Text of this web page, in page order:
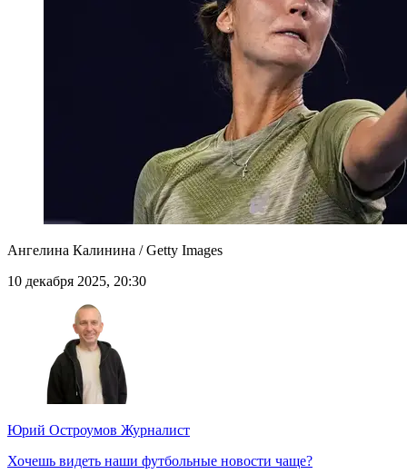
Ангелина Калинина / Getty Images
10 декабря 2025, 20:30
Юрий Остроумов Журналист
Хочешь видеть наши футбольные новости чаще?